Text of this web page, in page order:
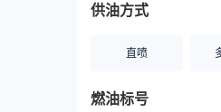
供油方式
直喷
燃油标号